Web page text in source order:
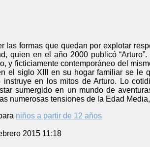
las formas que quedan por explotar
quien en el año 2000 publicó
y ficticiamente contemporáneo del
el siglo XIII en su hogar familiar se le
en los mitos de Arturo. Lo
sumergido en un mundo de
numerosas tensiones de la Edad
niños a partir de 12 años
2015 11:18